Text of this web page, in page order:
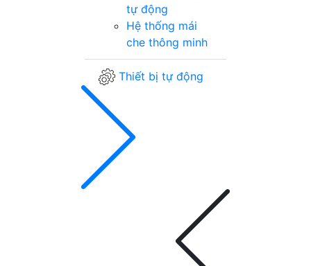
tự động
Hệ thống mái
che thông minh
Thiết bị tự động